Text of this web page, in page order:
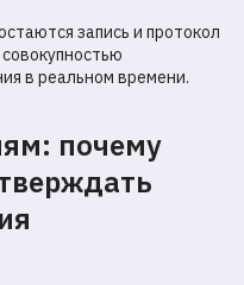
запись и протокол
в реальном времени.
почему